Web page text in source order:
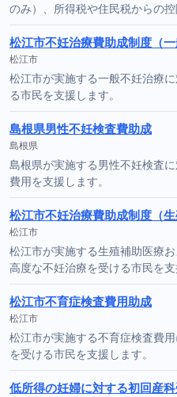
のみ）、所得税や住民税からの
松江市不妊治療費助成制度（一
松江市
松江市が実施する一般不妊治療
る市民を支援します。
島根県男性不妊検査費助成
島根県
島根県が実施する男性不妊検査
費用を支援します。
松江市不妊治療費助成制度（生
松江市
松江市が実施する生殖補助医療
高度な不妊治療を受ける市民を支
松江市不育症検査費用助成
松江市
松江市が実施する不育症検査費
を受ける市民を支援します。
低所得の妊婦に対する初回産